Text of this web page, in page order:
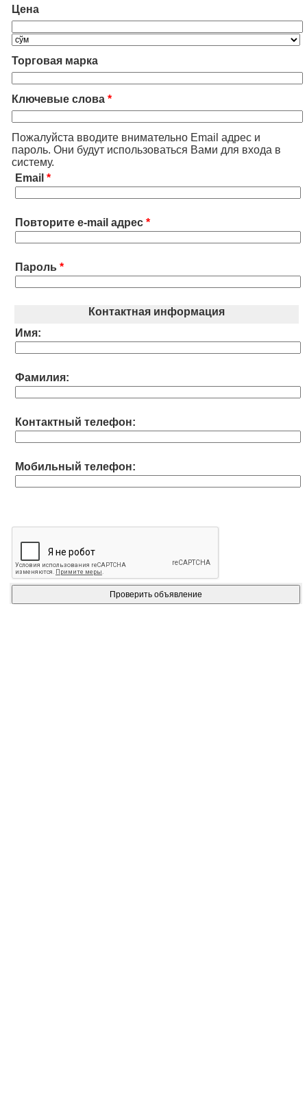
Цена
Торговая марка
Ключевые слова *
Пожалуйста вводите внимательно Email адрес и
пароль. Они будут использоваться Вами для входа в
систему.
Email *
Повторите e-mail адрес *
Пароль *
Контактная информация
Имя:
Фамилия:
Контактный телефон:
Мобильный телефон: